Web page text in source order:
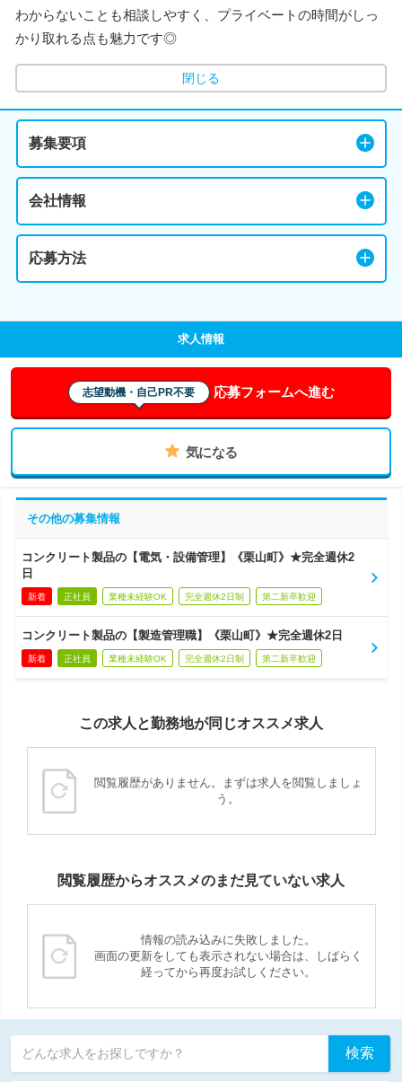
わからないことも相談しやすく、プライベートの時間がしっ
かり取れる点も魅力です◎
閉じる
募集要項
会社情報
応募方法
求人情報
志望動機・自己PR不要 応募フォームへ進む
気になる
その他の募集情報
コンクリート製品の【電気・設備管理】《栗山町》★完全週休2
日
新着 正社員 業種未経験OK 完全週休2日制 第二新卒歓迎
コンクリート製品の【製造管理職】《栗山町》★完全週休2日
新着 正社員 業種未経験OK 完全週休2日制 第二新卒歓迎
この求人と勤務地が同じオススメ求人
閲覧履歴がありません。まずは求人を閲覧しましょ
う。
閲覧履歴からオススメのまだ見ていない求人
情報の読み込みに失敗しました。
画面の更新をしても表示されない場合は、しばらく
経ってから再度お試しください。
どんな求人をお探しですか？ 検索